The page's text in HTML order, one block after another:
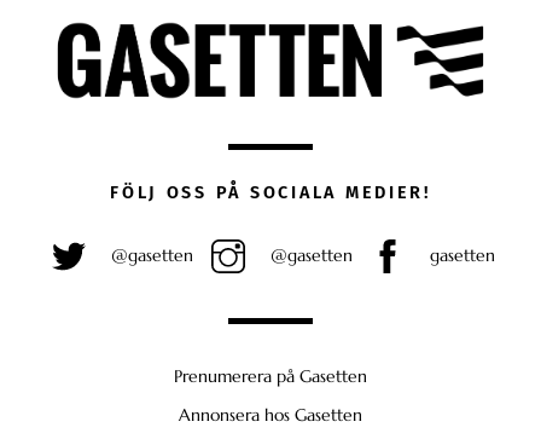
FÖLJ OSS PÅ SOCIALA MEDIER!
@gasetten @gasetten gasetten
Prenumerera på Gasetten
Annonsera hos Gasetten